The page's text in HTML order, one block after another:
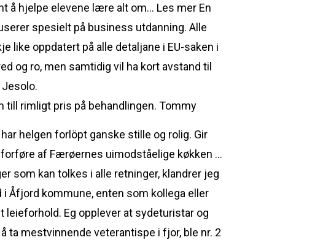
å hjelpe elevene lære alt om… Les mer En
spesielt på business utdanning. Alle
like oppdatert på alle detaljane i EU-saken i
og ro, men samtidig vil ha kort avstand til
Jesolo.
till rimligt pris på behandlingen. Tommy
helgen forlöpt ganske stille og rolig. Gir
af Færøernes uimodståelige køkken …
som kan tolkes i alle retninger, klandrer jeg
Åfjord kommune, enten som kollega eller
Eg opplever at sydeturistar og
ta mestvinnende veterantispe i fjor, ble nr. 2